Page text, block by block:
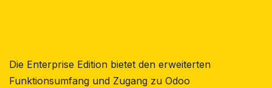
Die Enterprise Edition bietet den erweiterten
Funktionsumfang und Zugang zu Odoo